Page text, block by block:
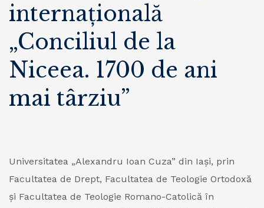
internațională
„Conciliul de la
Niceea. 1700 de ani
mai târziu”
Universitatea „Alexandru Ioan Cuza” din Iași, prin
Facultatea de Drept, Facultatea de Teologie Ortodoxă
și Facultatea de Teologie Romano-Catolică în